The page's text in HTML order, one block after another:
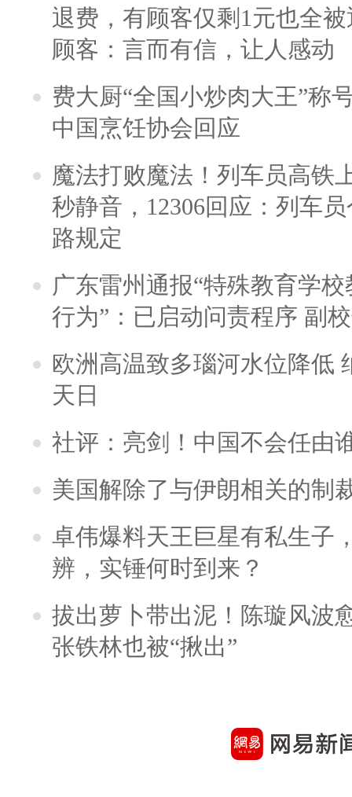
退费，有顾客仅剩1元也全
顾客：言而有信，让人感动
费大厨“全国小炒肉大王”称
中国烹饪协会回应
魔法打败魔法！列车员高铁
秒静音，12306回应：列车
路规定
广东雷州通报“特殊教育学
行为”：已启动问责程序 副
欧洲高温致多瑙河水位降低
天日
社评：亮剑！中国不会任由
美国解除了与伊朗相关的制
卓伟爆料天王巨星有私生子
辨，实锤何时到来？
拔出萝卜带出泥！陈璇风波
张铁林也被“揪出”